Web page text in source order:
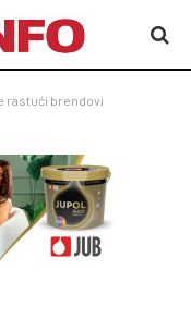
rastući brendovi